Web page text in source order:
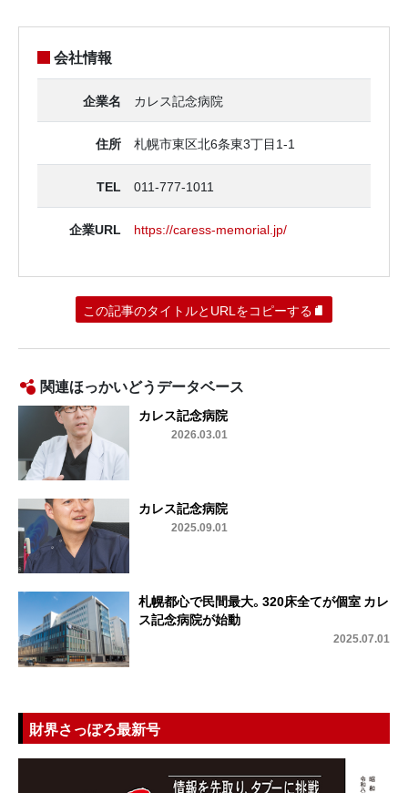
会社情報
企業名 カレス記念病院
住所 札幌市東区北6条東3丁目1‐1
TEL 011-777-1011
企業URL https://caress-memorial.jp/
この記事のタイトルとURLをコピーする
関連ほっかいどうデータベース
カレス記念病院
2026.03.01
カレス記念病院
2025.09.01
札幌都心で民間最大。320床全てが個室 カレ
ス記念病院が始動︎
2025.07.01
財界さっぽろ最新号